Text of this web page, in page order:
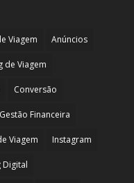
Viagem Anúncios
de Viagem
Conversão
Gestão Financeira
Viagem Instagram
Digital